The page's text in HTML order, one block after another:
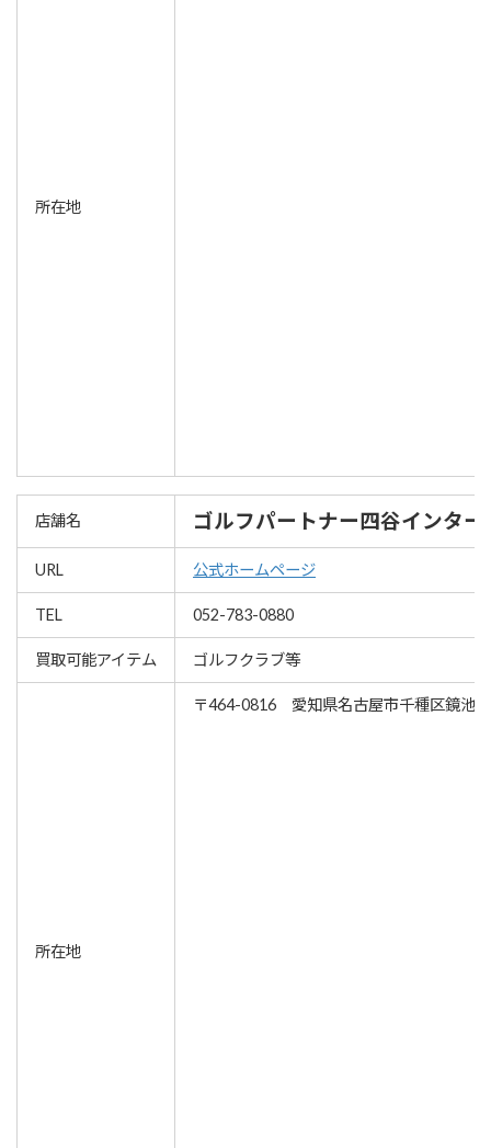
所在地
店舗名 ゴルフパートナー四谷インター
URL 公式ホームページ
TEL 052-783-0880
買取可能アイテム ゴルフクラブ等
所在地
〒464-0816 愛知県名古屋市千種区鏡池